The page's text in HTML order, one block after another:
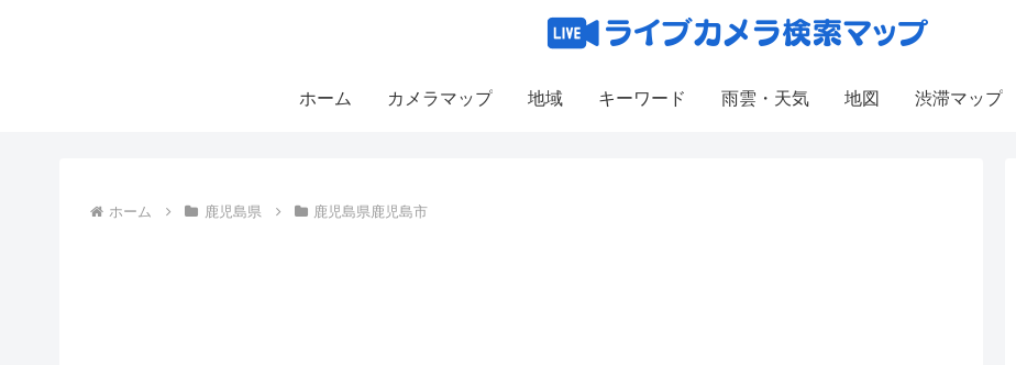
ホーム カメラマップ 地域 キーワード 雨雲・天気 地図 渋滞マップ
ホーム 鹿児島県 鹿児島県鹿児島市